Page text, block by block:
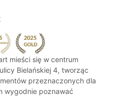
mieści się w centrum
Bielańskiej 4, tworząc
przeznaczonych dla
wygodnie poznawać